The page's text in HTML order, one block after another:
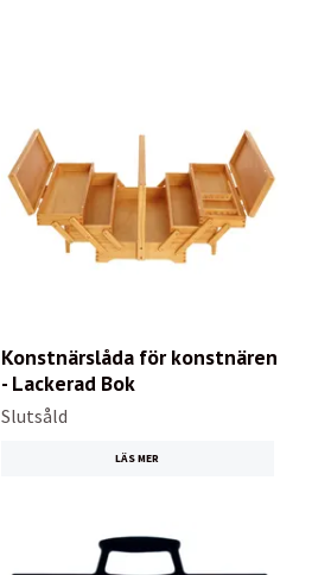
Konstnärslåda för konstnären
- Lackerad Bok
Slutsåld
LÄS MER